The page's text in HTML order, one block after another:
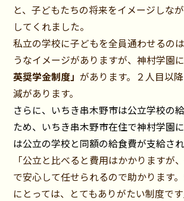
と、子どもたちの将来をイメージしな
してくれました。
私立の学校に子どもを全員通わせるの
うなイメージがありますが、神村学園
英奨学金制度」があります。２人目以
減があります。
さらに、いちき串木野市は公立学校の
ため、いちき串木野市在住で神村学園
は公立の学校と同額の給食費が支給され
「公立と比べると費用はかかりますが
で安心して任せられるので助かります
にとっては、とてもありがたい制度です